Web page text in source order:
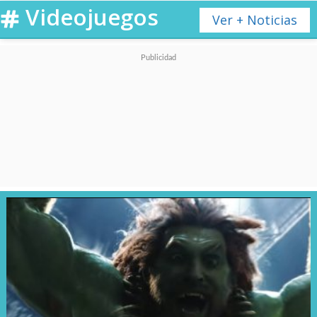
Ver + Noticias
Videojuegos